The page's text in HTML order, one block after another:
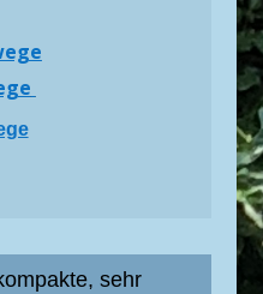
sehr